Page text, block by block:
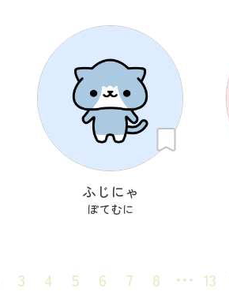
ふじにゃ
ぽてむに
3 4 5 6 7 8 13